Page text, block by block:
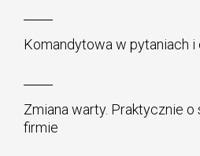
Komandytowa w pytaniach
Zmiana warty. Praktycznie
firmie